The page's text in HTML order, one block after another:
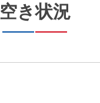
空き状況